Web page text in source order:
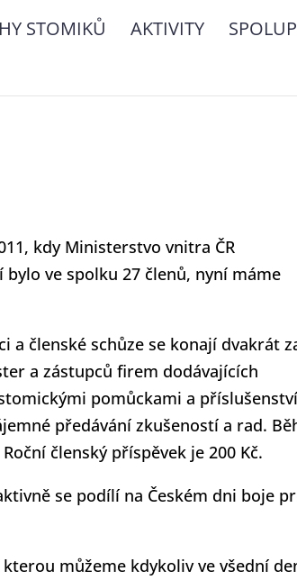
STOMIKŮ AKTIVITY
kdy Ministerstvo vnitra ČR
ve spolku 27 členů, nyní máme
a členské schůze se konají dvakrát
a zástupců firem dodávajících
pomůckami a
předávání zkušeností a rad.
členský příspěvek je 200 Kč.
se podílí na Českém dni boje
můžeme kdykoliv ve všední